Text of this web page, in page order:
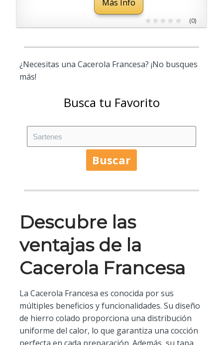
recibo, correspondencias)
Más Info
(0)
¿Necesitas una Cacerola Francesa? ¡No busques
más!
Busca tu Favorito
Buscar
Descubre las
ventajas de la
Cacerola Francesa
La Cacerola Francesa es conocida por sus
múltiples beneficios y funcionalidades. Su diseño
de hierro colado proporciona una distribución
uniforme del calor, lo que garantiza una cocción
perfecta en cada preparación. Además, su tapa